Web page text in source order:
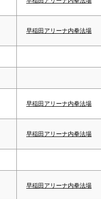
早稲田アリーナ内拳法場
早稲田アリーナ内拳法場
早稲田アリーナ内拳法場
早稲田アリーナ内拳法場